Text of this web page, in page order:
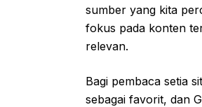
sumber yang kita
fokus pada konten
relevan.
Bagi pembaca setia
sebagai favorit, dan